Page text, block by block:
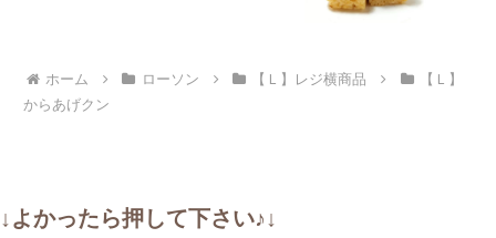
ホーム ローソン 【Ｌ】レジ横商品
【Ｌ】
からあげクン
↓よかったら押して下さい♪↓